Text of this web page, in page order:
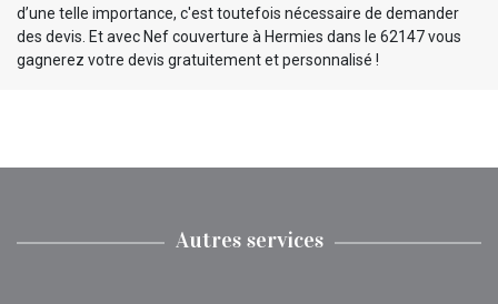
d’une telle importance, c'est toutefois nécessaire de demander
des devis. Et avec Nef couverture à Hermies dans le 62147 vous
gagnerez votre devis gratuitement et personnalisé !
Autres services